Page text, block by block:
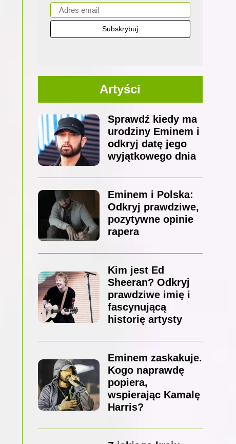
Artyści
Sprawdź kiedy ma
urodziny Eminem i
odkryj datę jego
wyjątkowego dnia
Eminem i Polska:
Odkryj prawdziwe,
pozytywne opinie
rapera
Kim jest Ed
Sheeran? Odkryj
prawdziwe imię i
fascynującą
historię artysty
Eminem zaskakuje.
Kogo naprawdę
popiera,
wspierając Kamalę
Harris?